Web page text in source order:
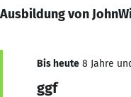
Ausbildung von
Bis heute 8 Jahre
ggf